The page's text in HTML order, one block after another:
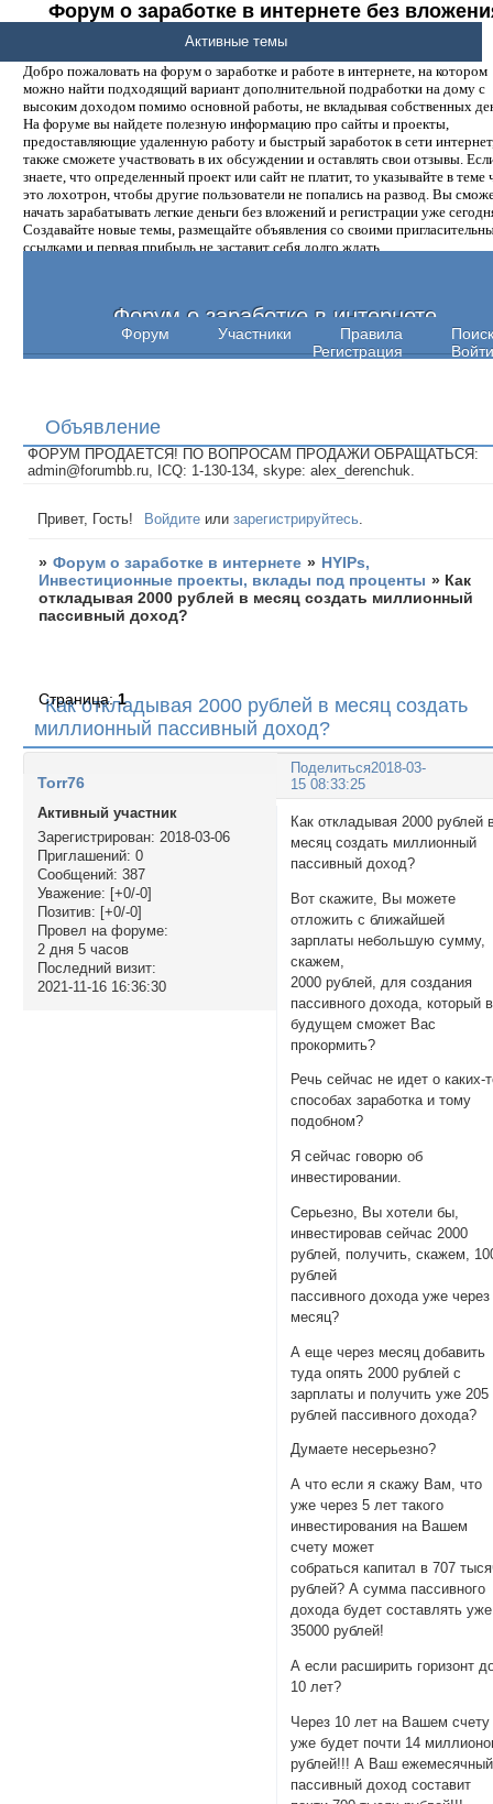
Форум о заработке в интернете без
денег.
Добро пожаловать на форум о заработке и работе в интернете, на котором
можно найти подходящий вариант дополнительной подработки на дому с
высоким доходом помимо основной работы, не вкладывая собственных
На форуме вы найдете полезную информацию про сайты и проекты,
предоставляющие удаленную работу и быстрый заработок в сети
также сможете участвовать в их обсуждении и оставлять свои отзывы.
знаете, что определенный проект или сайт не платит, то указывайте в теме
это лохотрон, чтобы другие пользователи не попались на развод. Вы
начать зарабатывать легкие деньги без вложений и регистрации уже
Создавайте новые темы, размещайте объявления со своими
ссылками и первая прибыль не заставит себя долго ждать.
Форум о заработке в интернете
Форум Участники Правила
Поиск
Регистрация
Войти
Активные темы
Объявление
ФОРУМ ПРОДАЕТСЯ! ПО ВОПРОСАМ ПРОДАЖИ ОБРАЩАТЬСЯ:
admin@forumbb.ru, ICQ: 1-130-134, skype: alex_derenchuk.
Привет, Гость! Войдите илизарегистрируйтесь
» Форум о заработке в интернете » HYIPs,
Инвестиционные проекты, вклады под проценты » Как
откладывая 2000 рублей в месяц создать миллионный
пассивный доход?
Как откладывая 2000 рублей в месяц создать
миллионный пассивный доход?
Страница:1
Поделиться2018-03-
15 08:33:25
Torr76
Активный участник
Зарегистрирован: 2018-03-06
Приглашений: 0
Сообщений: 387
Уважение: [+0/-0]
Позитив: [+0/-0]
Провел на форуме:
2 дня 5 часов
Последний визит:
2021-11-16 16:36:30
Как откладывая 2000 рублей
месяц создать миллионный
пассивный доход?
Вот скажите, Вы можете
отложить с ближайшей
зарплаты небольшую сумму,
скажем,
2000 рублей, для создания
пассивного дохода, который в
будущем сможет Вас
прокормить?
Речь сейчас не идет о каких-
способах заработка и тому
подобном?
Я сейчас говорю об
инвестировании.
Серьезно, Вы хотели бы,
инвестировав сейчас 2000
рублей, получить, скажем,
рублей
пассивного дохода уже через
месяц?
А еще через месяц добавить
туда опять 2000 рублей с
зарплаты и получить уже 205
рублей пассивного дохода?
Думаете несерьезно?
А что если я скажу Вам, что
уже через 5 лет такого
инвестирования на Вашем
счету может
собраться капитал в 707
рублей? А сумма пассивного
дохода будет составлять уже
35000 рублей!
А если расширить горизонт
10 лет?
Через 10 лет на Вашем счету
уже будет почти 14
рублей!!! А Ваш ежемесячный
пассивный доход составит